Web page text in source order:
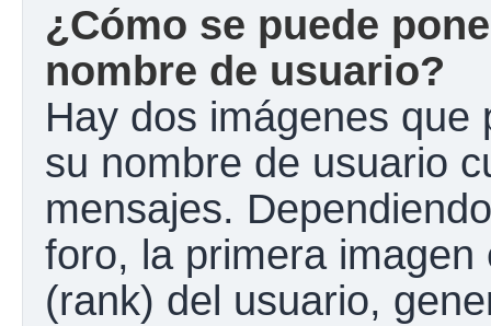
¿Cómo se puede
nombre de usuario?
Hay dos imágenes que
su nombre de usuario
mensajes.
foro, la primera
(rank) del usuario,